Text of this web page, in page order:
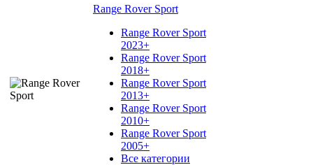
Range Rover Sport
Range Rover Sport
2023+
Range Rover Sport
2018+
Range Rover Sport
2013+
Range Rover Sport
2010+
Range Rover Sport
2005+
Все категории